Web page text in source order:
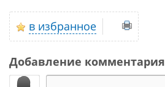
в избранное
Добавление комментария